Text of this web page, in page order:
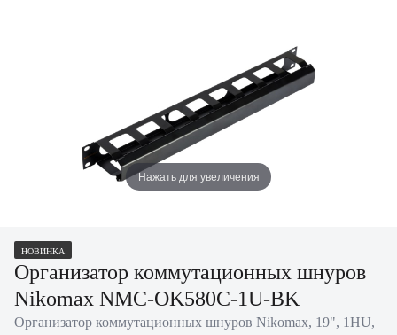
Нажать для увеличения
НОВИНКА
Организатор коммутационных шнуров
Nikomax NMC-OK580C-1U-BK
Организатор коммутационных шнуров Nikomax, 19", 1HU,